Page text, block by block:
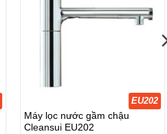
EU202
Máy lọc nước gầm chậu
Cleansui EU202